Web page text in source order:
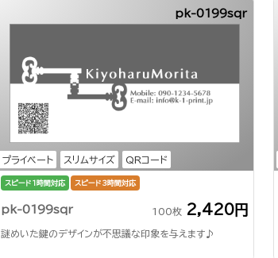
プライベート スリムサイズ QRコード
pk-0199sqr
スピード1時間対応 スピード3時間対応
pk-0199sqr 100枚 2,420円
謎めいた鍵のデザインが不思議な印象を与えます♪